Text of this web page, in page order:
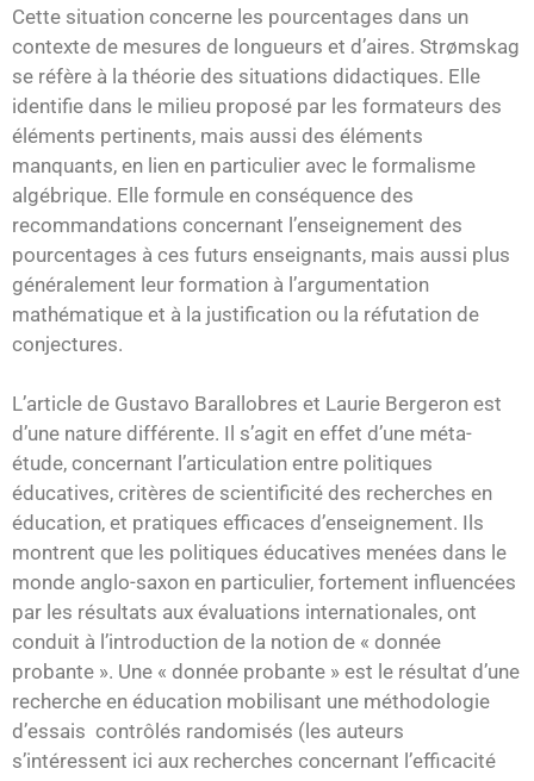
Cette situation concerne les pourcentages dans un
contexte de mesures de longueurs et d’aires. Strømskag
se réfère à la théorie des situations didactiques. Elle
identifie dans le milieu proposé par les formateurs des
éléments pertinents, mais aussi des éléments
manquants, en lien en particulier avec le formalisme
algébrique. Elle formule en conséquence des
recommandations concernant l’enseignement des
pourcentages à ces futurs enseignants, mais aussi plus
généralement leur formation à l’argumentation
mathématique et à la justification ou la réfutation de
conjectures.
L’article de Gustavo Barallobres et Laurie Bergeron est
d’une nature différente. Il s’agit en effet d’une méta-
étude, concernant l’articulation entre politiques
éducatives, critères de scientificité des recherches en
éducation, et pratiques efficaces d’enseignement. Ils
montrent que les politiques éducatives menées dans le
monde anglo-saxon en particulier, fortement influencées
par les résultats aux évaluations internationales, ont
conduit à l’introduction de la notion de « donnée
probante ». Une « donnée probante » est le résultat d’une
recherche en éducation mobilisant une méthodologie
d’essais contrôlés randomisés (les auteurs
s’intéressent ici aux recherches concernant l’efficacité